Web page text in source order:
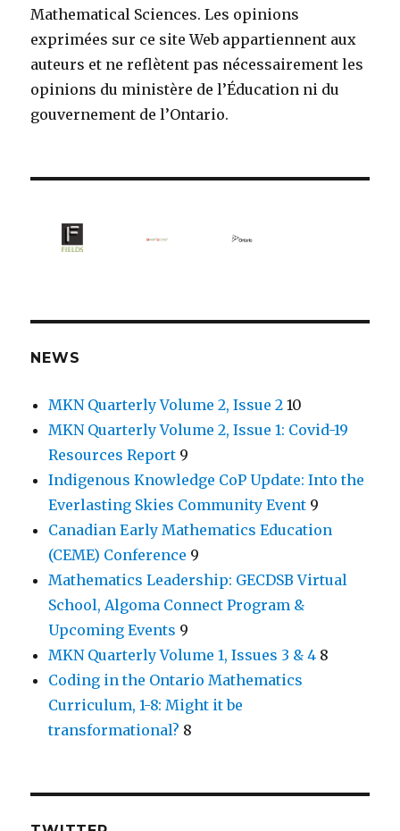
Mathematical Sciences. Les opinions
exprimées sur ce site Web appartiennent aux
auteurs et ne reflètent pas nécessairement les
opinions du ministère de l’Éducation ni du
gouvernement de l’Ontario.
NEWS
MKN Quarterly Volume 2, Issue 2 10
MKN Quarterly Volume 2, Issue 1: Covid-19
Resources Report 9
Indigenous Knowledge CoP Update: Into the
Everlasting Skies Community Event 9
Canadian Early Mathematics Education
(CEME) Conference 9
Mathematics Leadership: GECDSB Virtual
School, Algoma Connect Program &
Upcoming Events 9
MKN Quarterly Volume 1, Issues 3 & 4 8
Coding in the Ontario Mathematics
Curriculum, 1-8: Might it be
transformational? 8